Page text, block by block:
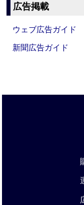
広告掲載
ウェブ広告ガイド
新聞広告ガイド